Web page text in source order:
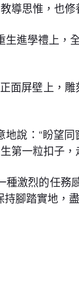
導思惟，也修
進學禮上，
面屏壁上，
說：“盼望
一粒扣子
激烈的任
持腳踏實地，